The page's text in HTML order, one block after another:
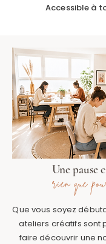
Accessible à
Une pause
rien que
Que vous soyez
ateliers créatifs sont
faire découvrir une